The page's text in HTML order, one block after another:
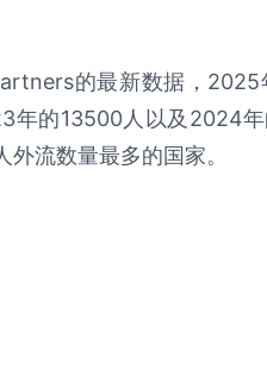
的最新数据，
年的13500人以及2024
流数量最多的国家。